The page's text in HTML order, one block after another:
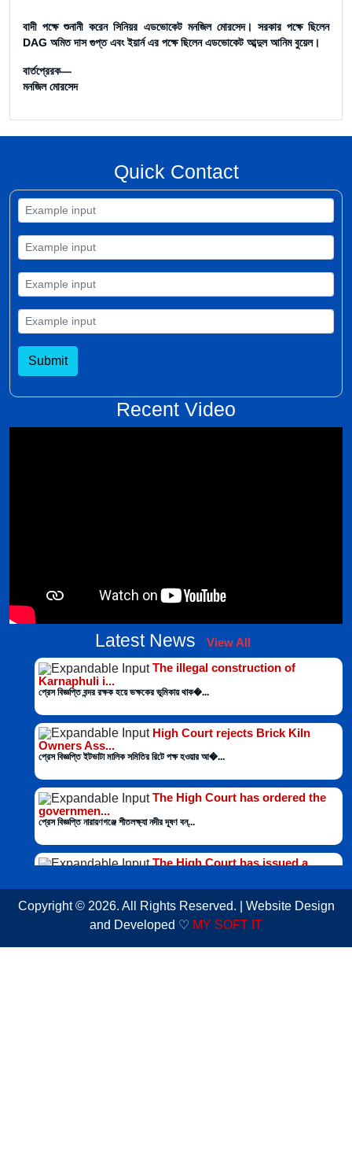
বাদী পক্ষে শুনানী করেন সিনিয়র এডভোকেট মনজিল মোরসেদ। সরকার পক্ষে ছিলেন
DAG অমিত দাস গুপ্ত এবং ইয়ার্ন এর পক্ষে ছিলেন এডভোকেট আব্দুল আনিম বুয়েল।
বার্তপ্রেরক—
মনজিল মোরসেদ
Quick Contact
Submit
Recent Video
Latest News
View All
The illegal construction of
Karnaphuli i...
প্রেস বিজ্ঞপ্তি বন্দর রক্ষক হয়ে ভক্ষকের ভূমিকায় থাক�...
High Court rejects Brick Kiln
Owners Ass...
প্রেস বিজ্ঞপ্তি ইটভাটা মালিক সমিতির রিটে পক্ষ হওয়ার আ�...
The High Court has ordered the
governmen...
প্রেস বিজ্ঞপ্তি নারায়ণগঞ্জে শীতলক্ষ্যা নদীর দূষণ বন্...
The High Court has issued a
প্রেস বিজ্ঞপ্তি আদালতের নির্দেশ অমান্য করে কর্ণফুলী ন�...
The High Court has formed a
Copyright © 2026. All Rights Reserved. | Website Design
and Developed ♡ MY SOFT IT